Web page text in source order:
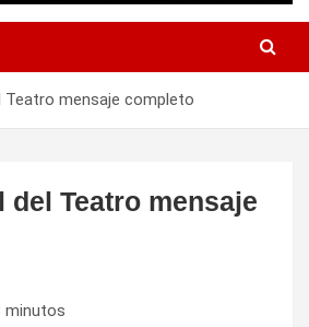
Teatro mensaje completo
del Teatro mensaje
minutos